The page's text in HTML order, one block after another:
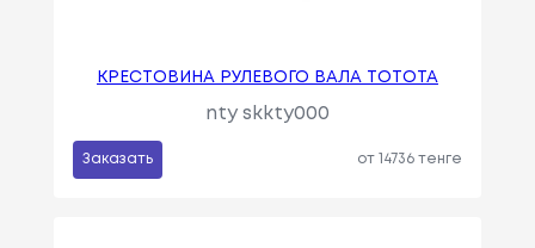
КРЕСТОВИНА РУЛЕВОГО ВАЛА TOTOTA
nty skkty000
Заказать от 14736 тенге